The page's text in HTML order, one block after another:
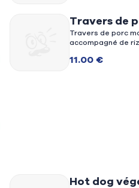
Travers de
au chorizo
Travers de porc
accompagné de
11.00 €
Hot dog